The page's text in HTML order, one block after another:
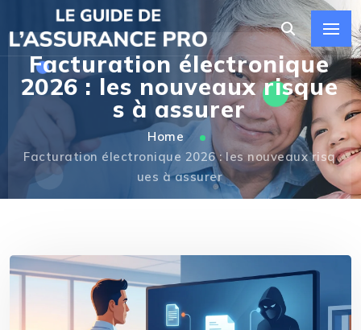
Facturation électronique
2026 : les nouveaux risque
s à assurer
Home
Facturation électronique 2026 : les nouveaux risq
ues à assurer